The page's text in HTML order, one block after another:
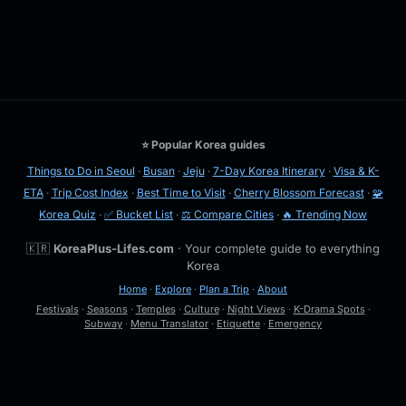
⭐ Popular Korea guides
Things to Do in Seoul · Busan· Jeju· 7-Day Korea Itinerary· Visa & K-
ETA· Trip Cost Index · Best Time to Visit· Cherry Blossom Forecast· 🧩
Korea Quiz · ✅ Bucket List · ⚖️ Compare Cities · 🔥 Trending Now
🇰🇷 KoreaPlus-Lifes.com · Your complete guide to everything
Korea
Home · Explore · Plan a Trip · About
Festivals· Seasons· Temples· Culture· Night Views· K-Drama Spots·
Subway · Menu Translator · Etiquette · Emergency